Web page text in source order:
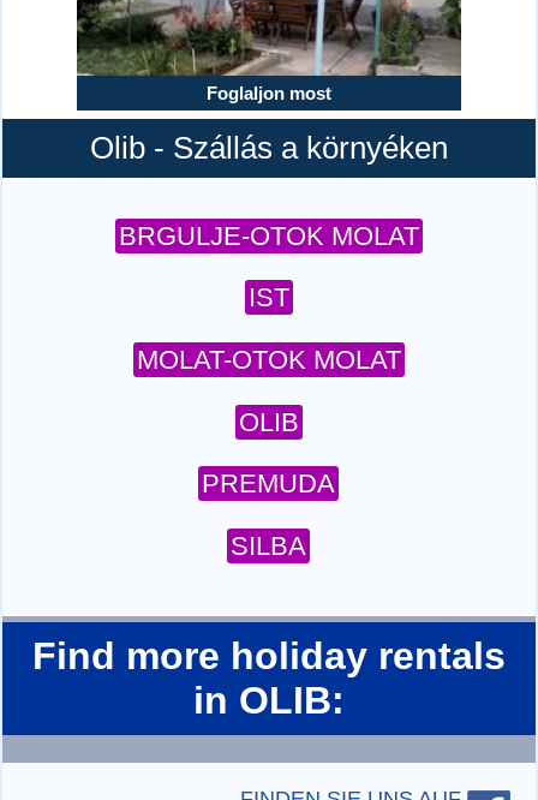
Foglaljon most
Olib - Szállás a környéken
BRGULJE-OTOK MOLAT
IST
MOLAT-OTOK MOLAT
OLIB
PREMUDA
SILBA
Find more holiday rentals
in OLIB: